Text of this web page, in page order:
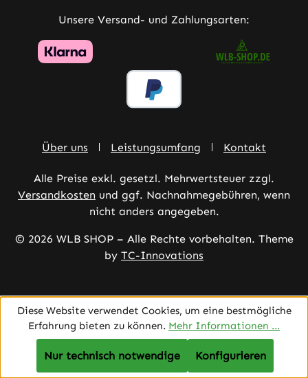
Unsere Versand- und Zahlungsarten:
Über uns Leistungsumfang Kontakt
Alle Preise exkl. gesetzl. Mehrwertsteuer zzgl.
Versandkosten und ggf. Nachnahmegebühren, wenn
nicht anders angegeben.
© 2026 WLB SHOP – Alle Rechte vorbehalten. Theme
by TC-Innovations
Diese Website verwendet Cookies, um eine bestmögliche
Erfahrung bieten zu können. Mehr Informationen ...
Nur technisch notwendige Konfigurieren